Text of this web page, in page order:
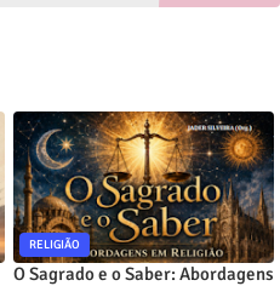
RELIGIÃO
O Sagrado e o Saber: Abordagens